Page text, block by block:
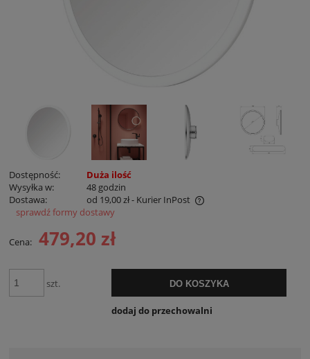
Dostępność:
Duża ilość
Wysyłka w:
48 godzin
Dostawa:
od 19,00 zł- Kurier InPost
Cena nie zawiera ewentualnych kosztów płatności
sprawdź formy dostawy
Cena: 479,20 zł
szt. DO KOSZYKA
dodaj do przechowalni